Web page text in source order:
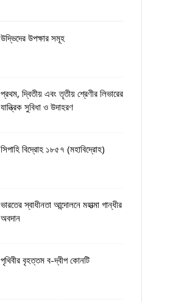
উদ্ভিদের উপক্ষার সমূহ
প্রথম, দ্বিতীয় এবং তৃতীয় শ্রেণীর লিভারের
যান্ত্রিক সুবিধা ও উদাহরণ
সিপাহি বিদ্রোহ ১৮৫৭ (মহাবিদ্রোহ)
ভারতের স্বাধীনতা আন্দোলনে মহাত্মা গান্ধীর
অবদান
পৃথিবীর বৃহত্তম ব-দ্বীপ কোনটি